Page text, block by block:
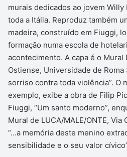
murais dedicados ao jovem
toda a Itália. Reproduz também
madeira, construído em Fiuggi,
formação numa escola de
acontecimento. A capa é o Mural
Ostiense, Universidade de
sorriso contra toda violência”. O
exemplo, exibe a obra de Filip
Fiuggi, “Um santo moderno”,
Mural de LUCA/MALE/ONTE,
“…a memória deste menino
sensibilidade e o seu valor